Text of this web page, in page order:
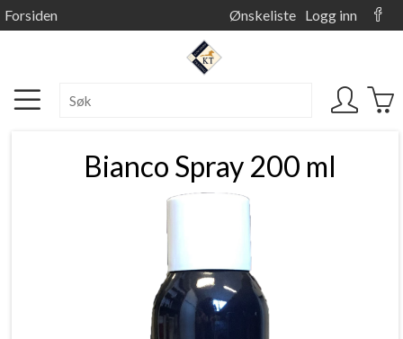
Forsiden Ønskeliste Logg inn
Bianco Spray 200 ml